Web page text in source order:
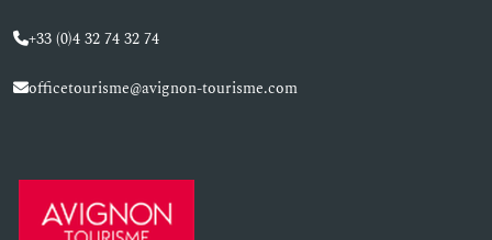
+33 (0)4 32 74 32 74
officetourisme@avignon-tourisme.com